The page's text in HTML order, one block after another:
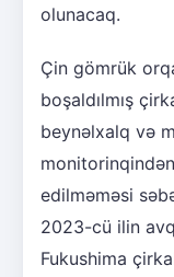
olunacaq.
Çin gömrük
boşaldılmış
beynəlxalq və
edilməməsi
2023-cü ilin
Fukushima